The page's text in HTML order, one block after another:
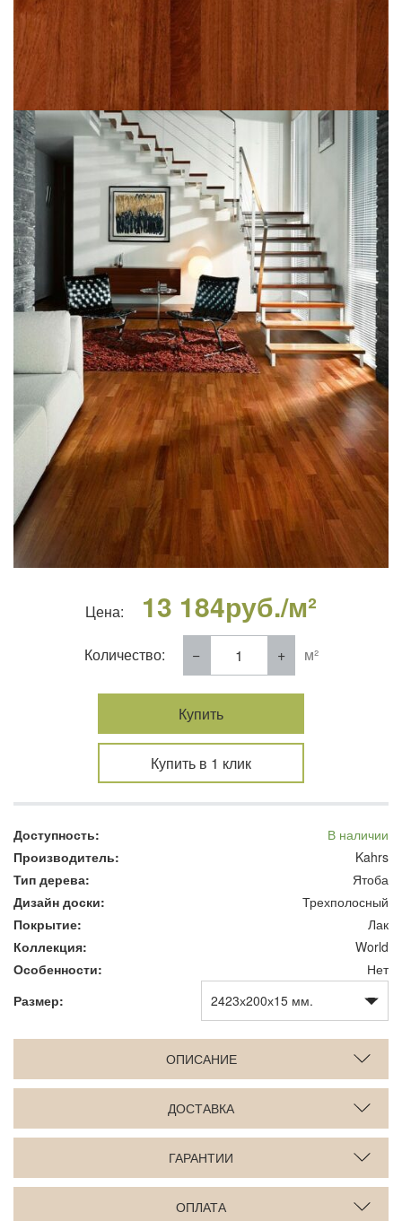
Цена: 13 184руб./м²
Количество: м²
Купить
Купить в 1 клик
Доступность:
В наличии
Производитель:
Kahrs
Тип дерева:
Ятоба
Дизайн доски:
Трехполосный
Покрытие:
Лак
Коллекция:
World
Особенности:
Нет
Размер:
ОПИСАНИЕ
ДОСТАВКА
ГАРАНТИИ
ОПЛАТА